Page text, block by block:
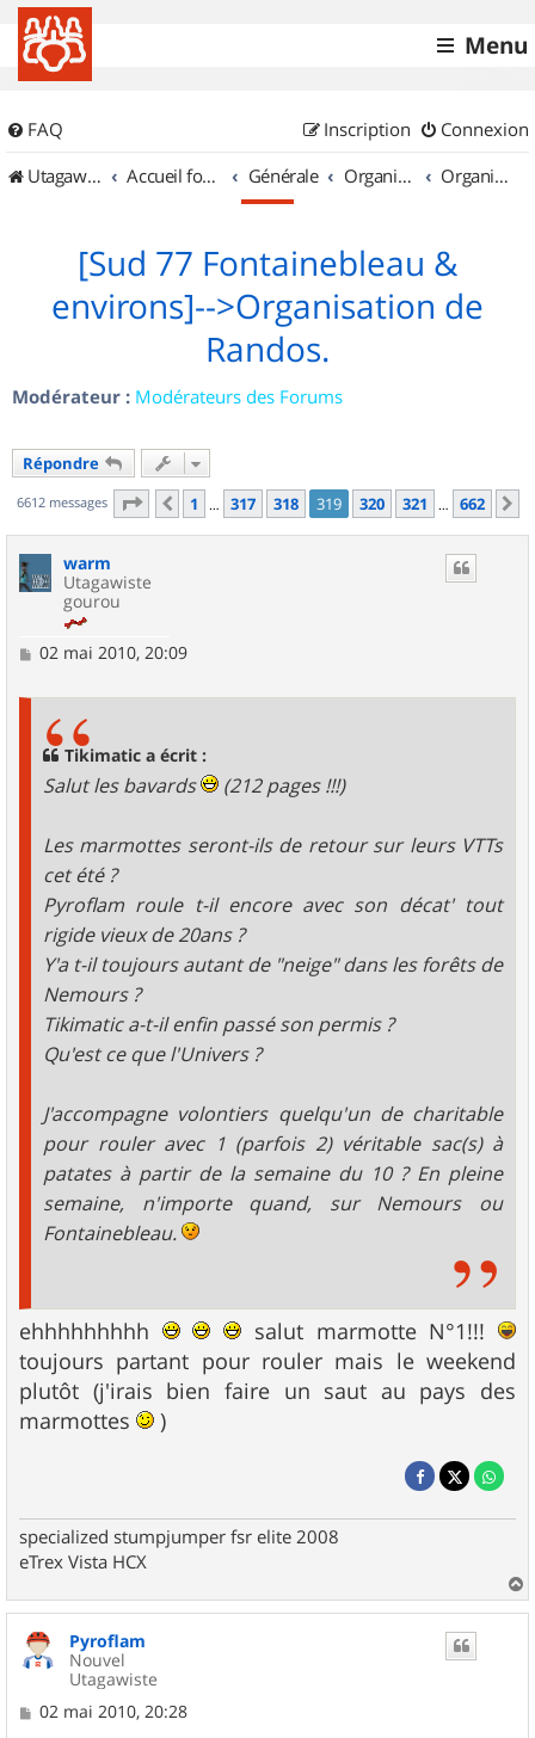
Menu
FAQ Connexion
Inscription
UtagawaVTT (Randos VTT et VTTAE avec traces GPS)
Accueil forum Générale Organisation de sorties & Recherche de partenaires Organisation de sorties en région Île de France
[Sud 77 Fontainebleau &
environs]-->Organisation de
Randos.
Modérateur : Modérateurs des Forums
Répondre
6612 messages Page 319 sur662
Précédent
1 … 317 318 319 320 321 … 662
warm
Utagawiste
gourou
M
02 mai 2010, 20:09
Tikimatic a écrit :
Salut les bavards (212 pages !!!)
Les marmottes seront-ils de retour sur leurs VTTs
cet été ?
Pyroflam roule t-il encore avec son décat' tout
rigide vieux de 20ans ?
Y'a t-il toujours autant de "neige" dans les forêts de
Nemours ?
Tikimatic a-t-il enfin passé son permis ?
Qu'est ce que l'Univers ?
J'accompagne volontiers quelqu'un de charitable
pour rouler avec 1 (parfois 2) véritable sac(s) à
patates à partir de la semaine du 10 ? En pleine
semaine, n'importe quand, sur Nemours ou
Fontainebleau.
ehhhhhhhhh
salut marmotte N°1!!!
toujours partant pour rouler mais le weekend
plutôt (j'irais bien faire un saut au pays des
marmottes
)
specialized stumpjumper fsr elite 2008
eTrex Vista HCX
a
u
Pyroflam
Nouvel
Utagawiste
M
02 mai 2010, 20:28